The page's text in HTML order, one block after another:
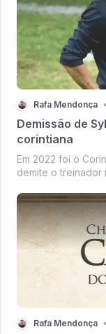
Rafa Mendonça •
Demissão de
corintiana
Em 2022 foi o
demite o treinador
para o Santos
além do treinador e
Rafa Mendonça •